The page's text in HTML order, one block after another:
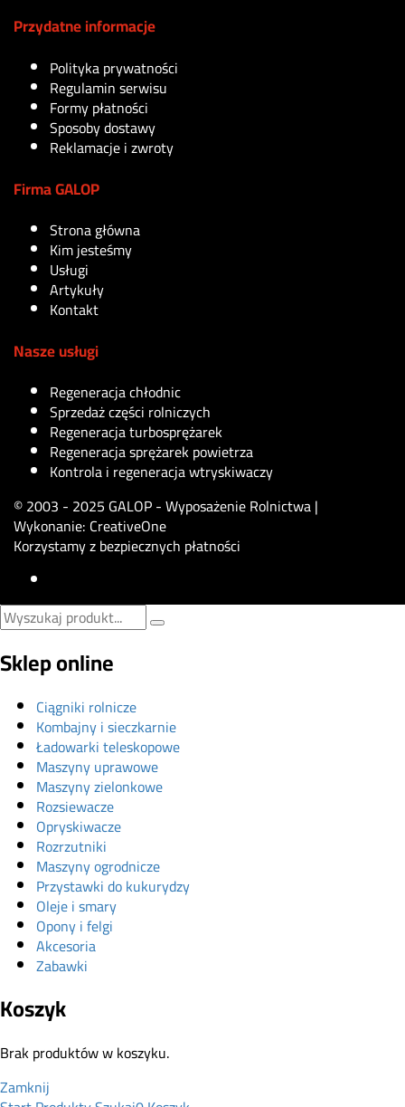
Przydatne informacje
Polityka prywatności
Regulamin serwisu
Formy płatności
Sposoby dostawy
Reklamacje i zwroty
Firma GALOP
Strona główna
Kim jesteśmy
Usługi
Artykuły
Kontakt
Nasze usługi
Regeneracja chłodnic
Sprzedaż części rolniczych
Regeneracja turbosprężarek
Regeneracja sprężarek powietrza
Kontrola i regeneracja wtryskiwaczy
© 2003 - 2025 GALOP - Wyposażenie Rolnictwa |
Wykonanie: CreativeOne
Korzystamy z bezpiecznych płatności
Sklep online
Ciągniki rolnicze
Kombajny i sieczkarnie
Ładowarki teleskopowe
Maszyny uprawowe
Maszyny zielonkowe
Rozsiewacze
Opryskiwacze
Rozrzutniki
Maszyny ogrodnicze
Przystawki do kukurydzy
Oleje i smary
Opony i felgi
Akcesoria
Zabawki
Koszyk
Brak produktów w koszyku.
Zamknij